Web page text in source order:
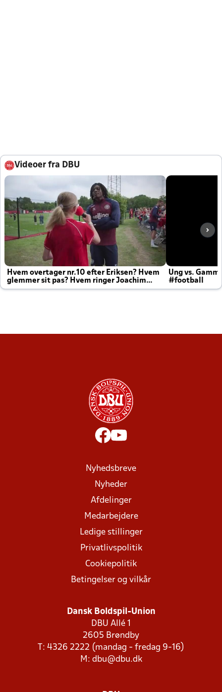
Videoer fra DBU
Hvem overtager nr.10 efter Eriksen? Hvem
glemmer sit pas? Hvem ringer Joachim
altid til efter kampe?
Ung vs.
#football
Nyhedsbreve
Nyheder
Afdelinger
Medarbejdere
Ledige stillinger
Privatlivspolitik
Cookiepolitik
Betingelser og vilkår
Dansk Boldspil-Union
DBU Allé 1
2605 Brøndby
T: 4326 2222 (mandag - fredag 9-16)
M: dbu@dbu.dk